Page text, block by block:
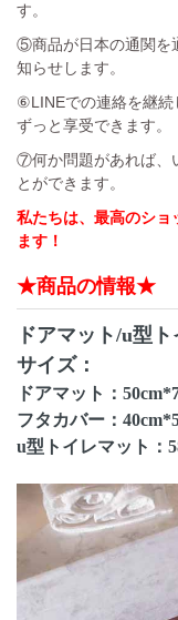
す。
⑤商品が日本の通関を
知らせします。
⑥LINEでの連絡を継続
ずっと享受できます。
⑦何か問題があれば、
とができます。
私たちは、最高のショ
ます！
★商品の情報★
ドアマット/u型
サイズ：
ドアマット：
フタカバー：
u型トイレマット：